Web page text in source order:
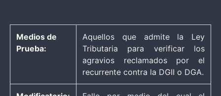
Medios de
Prueba:
Aquellos que admite la Ley
Tributaria para verificar los
agravios reclamados por el
recurrente contra la DGII o DGA.